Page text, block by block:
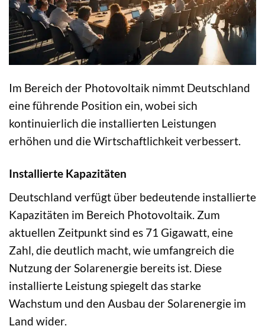
Im Bereich der Photovoltaik nimmt Deutschland
eine führende Position ein, wobei sich
kontinuierlich die installierten Leistungen
erhöhen und die Wirtschaftlichkeit verbessert.
Installierte Kapazitäten
Deutschland verfügt über bedeutende installierte
Kapazitäten im Bereich Photovoltaik. Zum
aktuellen Zeitpunkt sind es 71 Gigawatt, eine
Zahl, die deutlich macht, wie umfangreich die
Nutzung der Solarenergie bereits ist. Diese
installierte Leistung spiegelt das starke
Wachstum und den Ausbau der Solarenergie im
Land wider.